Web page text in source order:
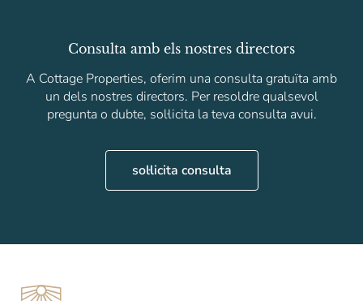
Consulta amb els nostres directors
A Cottage Properties, oferim una consulta gratuïta amb
un dels nostres directors. Per resoldre qualsevol
pregunta o dubte, sol·licita la teva consulta avui.
sol·licita consulta